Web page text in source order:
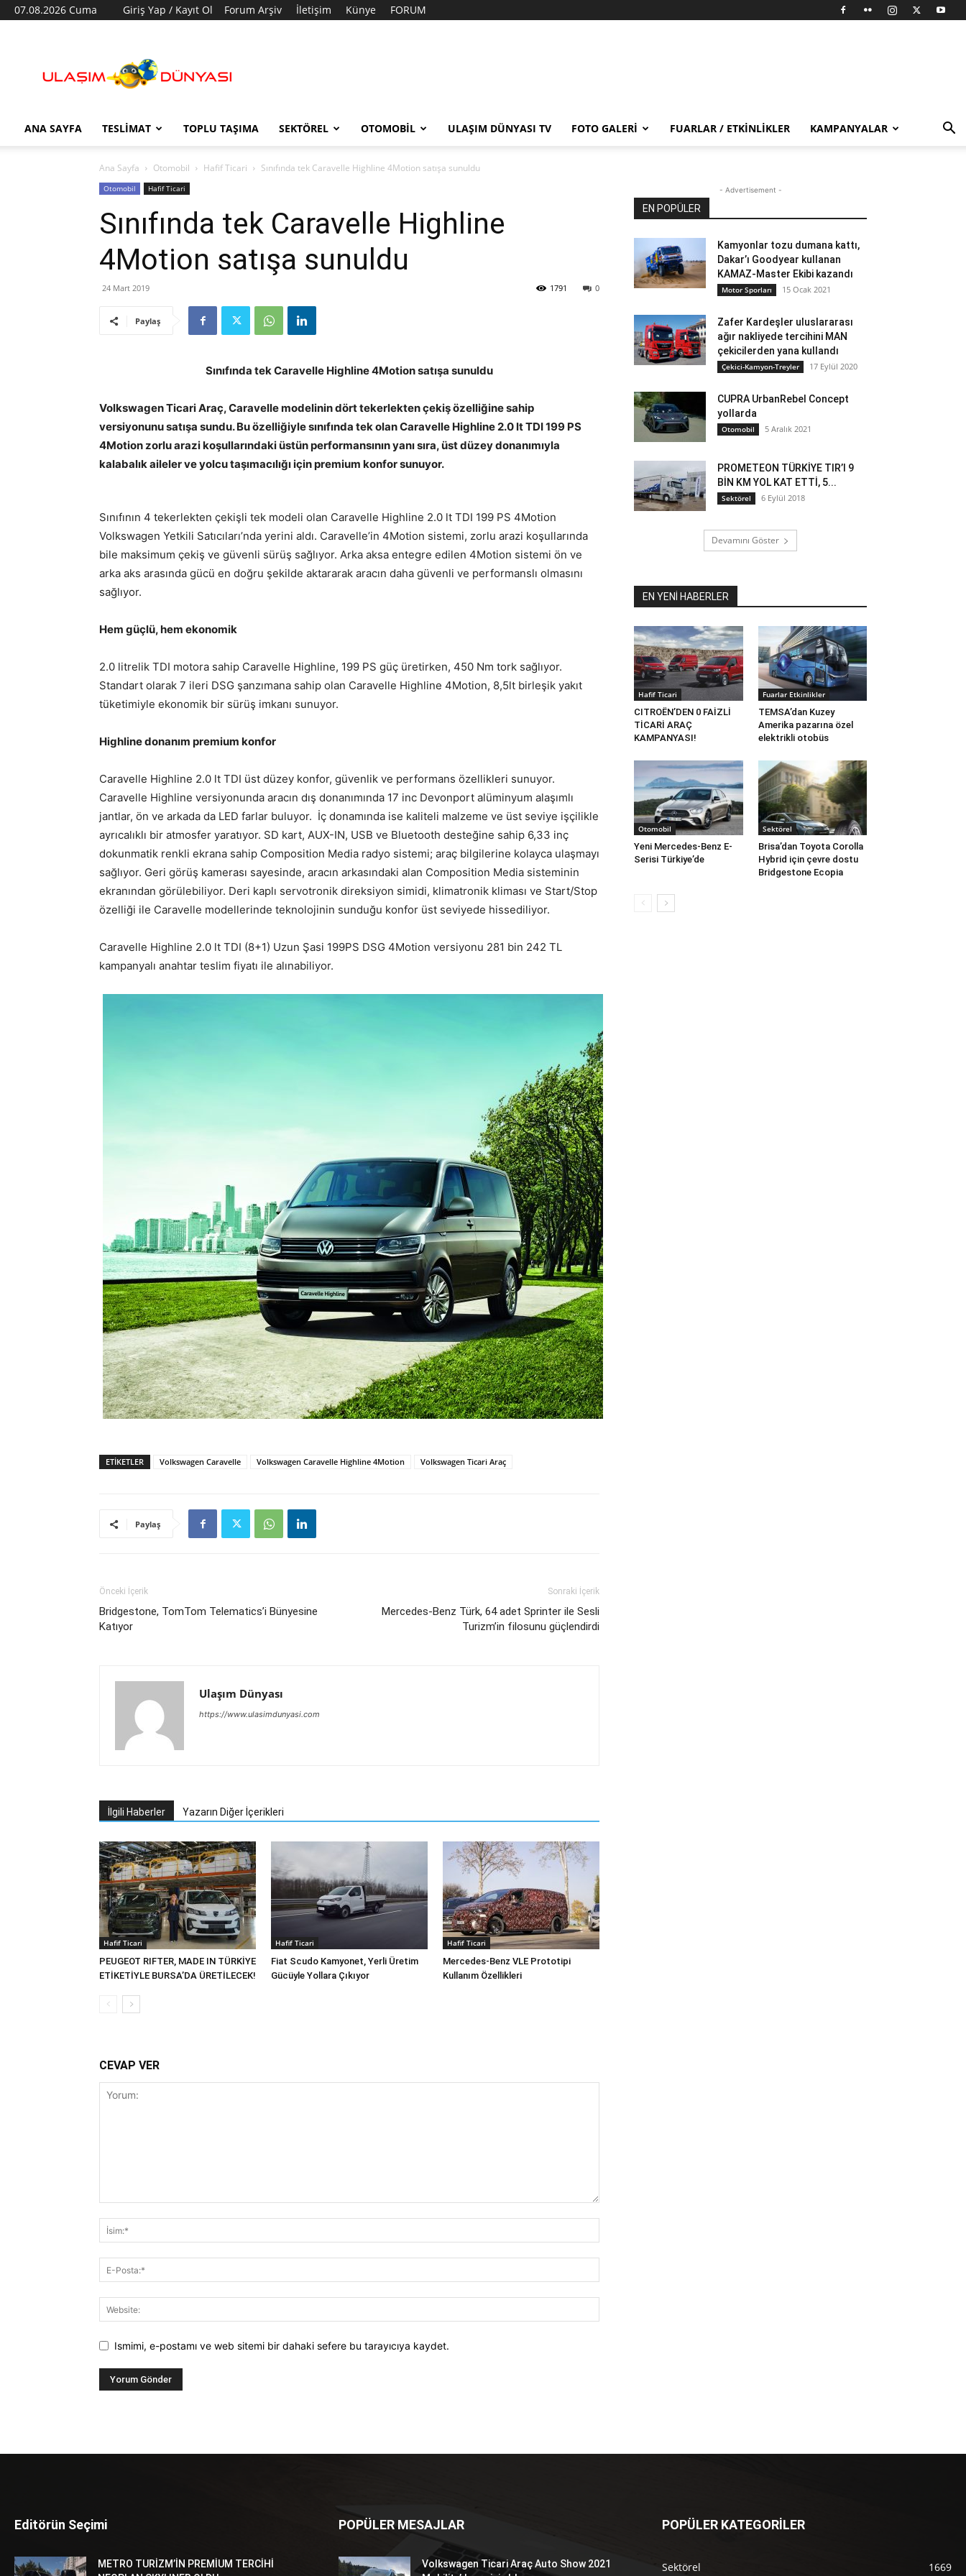
07.08.2026 Cuma Giriş Yap / Kayıt Ol Forum Arşiv İletişim Künye FORUM
Dünyası
ANA SAYFA TESLIMAT TOPLU TAŞIMA SEKTÖREL OTOMOBIL ULAŞIM DÜNYASI TV FOTO GALERI FUARLAR / ETKINLIKLER KAMPANYALAR
Ana Sayfa Otomobil Hafif Ticari Sınıfında tek Caravelle Highline 4Motion satışa sunuldu
Otomobil Hafif Ticari
Sınıfında tek Caravelle Highline
4Motion satışa sunuldu
24 Mart 2019 0
1791
Paylaş
Sınıfında tek Caravelle Highline 4Motion satışa sunuldu
Volkswagen Ticari Araç, Caravelle modelinin dört tekerlekten çekiş özelliğine sahip
versiyonunu satışa sundu. Bu özelliğiyle sınıfında tek olan Caravelle Highline 2.0 lt TDI 199 PS
4Motion zorlu arazi koşullarındaki üstün performansının yanı sıra,üst düzey donanımıyla
kalabalık aileler ve yolcu taşımacılığı için premium konfor sunuyor.
Sınıfının 4 tekerlekten çekişli tek modeli olan Caravelle Highline 2.0 lt TDI 199 PS 4Motion
Volkswagen Yetkili Satıcıları’nda yerini aldı. Caravelle’in 4Motion sistemi, zorlu arazi koşullarında
bile maksimum çekiş ve güvenli sürüş sağlıyor. Arka aksa entegre edilen 4Motion sistemi ön ve
arka aks arasında gücü en doğru şekilde aktararak aracın daha güvenli ve performanslı olmasını
sağlıyor.
Hem güçlü, hem ekonomik
2.0 litrelik TDI motora sahip Caravelle Highline, 199 PS güç üretirken, 450 Nm tork sağlıyor.
Standart olarak 7 ileri DSG şanzımana sahip olan Caravelle Highline 4Motion, 8,5lt birleşik yakıt
tüketimiyle ekonomik bir sürüş imkanı sunuyor.
Highline donanım premium konfor
Caravelle Highline 2.0 lt TDI üst düzey konfor, güvenlik ve performans özellikleri sunuyor.
Caravelle Highline versiyonunda aracın dış donanımında 17 inc Devonport alüminyum alaşımlı
jantlar, ön ve arkada da LED farlar buluyor. İç donamında ise kaliteli malzeme ve üst seviye işçilikle
ayrıcalıklı bir atmosfer yaratıyor. SD kart, AUX-IN, USB ve Bluetooth desteğine sahip 6,33 inç
dokunmatik renkli ekrana sahip Composition Media radyo sistemi; araç bilgilerine kolayca ulaşmayı
sağlıyor. Geri görüş kamerası sayesinde, aracın arkasındaki alan Composition Media sisteminin
ekranından görülebiliyor. Deri kaplı servotronik direksiyon simidi, klimatronik kliması ve Start/Stop
özelliği ile Caravelle modellerinde teknolojinin sunduğu konfor üst seviyede hissediliyor.
Caravelle Highline 2.0 lt TDI (8+1) Uzun Şasi 199PS DSG 4Motion versiyonu 281 bin 242 TL
kampanyalı anahtar teslim fiyatı ile alınabiliyor.
ETIKETLER Volkswagen Caravelle Volkswagen Caravelle Highline 4Motion Volkswagen Ticari Araç
Paylaş
Önceki İçerik
Bridgestone, TomTom Telematics’i Bünyesine
Katıyor
Sonraki İçerik
Mercedes-Benz Türk, 64 adet Sprinter ile Sesli
Turizm’in filosunu güçlendirdi
Ulaşım Dünyası
https://www.ulasimdunyasi.com
İlgili Haberler Yazarın Diğer İçerikleri
Hafif Ticari
PEUGEOT RIFTER, MADE IN TÜRKİYE
ETİKETİYLE BURSA’DA ÜRETİLECEK!
Hafif Ticari
Fiat Scudo Kamyonet, Yerli Üretim
Gücüyle Yollara Çıkıyor
Hafif Ticari
Mercedes-Benz VLE Prototipi
Kullanım Özellikleri
CEVAP VER
Ismimi, e-postamı ve web sitemi bir dahaki sefere bu tarayıcıya kaydet.
- Advertisement -
EN POPÜLER
Kamyonlar tozu dumana kattı,
Dakar’ı Goodyear kullanan
KAMAZ-Master Ekibi kazandı
Motor Sporları 15 Ocak 2021
Zafer Kardeşler uluslararası
ağır nakliyede tercihini MAN
çekicilerden yana kullandı
Çekici-Kamyon-Treyler 17 Eylül 2020
CUPRA UrbanRebel Concept
yollarda
Otomobil 5 Aralık 2021
PROMETEON TÜRKİYE TIR’I 9
BİN KM YOL KAT ETTİ, 5...
Sektörel 6 Eylül 2018
Devamını Göster
EN YENİ HABERLER
Hafif Ticari
CITROËN’DEN 0 FAİZLİ
TİCARİ ARAÇ
KAMPANYASI!
Fuarlar Etkinlikler
TEMSA’dan Kuzey
Amerika pazarına özel
elektrikli otobüs
Otomobil
Yeni Mercedes-Benz E-
Serisi Türkiye’de
Sektörel
Brisa’dan Toyota Corolla
Hybrid için çevre dostu
Bridgestone Ecopia
Editörün Seçimi
METRO TURİZM’İN PREMİUM TERCİHİ
POPÜLER MESAJLAR
Volkswagen Ticari Araç Auto Show 2021
POPÜLER KATEGORİLER
Sektörel 1669